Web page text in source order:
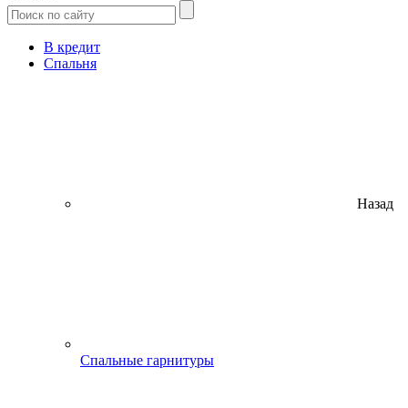
В кредит
Спальня
Назад
Спальные гарнитуры